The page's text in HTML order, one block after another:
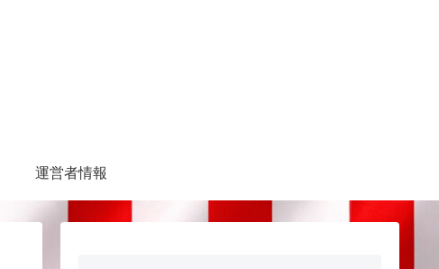
運営者情報